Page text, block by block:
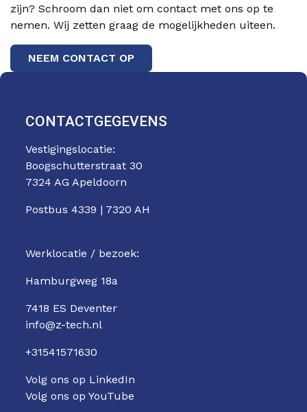
zijn? Schroom dan niet om contact met ons op te
nemen. Wij zetten graag de mogelijkheden uiteen.
NEEM CONTACT OP
CONTACTGEGEVENS
Vestigingslocatie:
Boogschutterstraat 30
7324 AG Apeldoorn
Postbus 4339 | 7320 AH
Werklocatie / bezoek:
Hamburgweg 18a
7418 ES Deventer
info@z-tech.nl
+31541571630
Volg ons op LinkedIn
Volg ons op YouTube